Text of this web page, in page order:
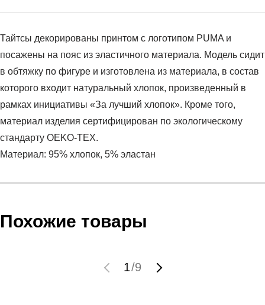
Тайтсы декорированы принтом с логотипом PUMA и
посажены на пояс из эластичного материала. Модель сидит
в обтяжку по фигуре и изготовлена из материала, в состав
которого входит натуральный хлопок, произведенный в
рамках инициативы «За лучший хлопок». Кроме того,
материал изделия сертифицирован по экологическому
стандарту OEKO-TEX.
Материал: 95% хлопок, 5% эластан
Артикул:58683551
Пол:женский
спортивный стиль
Условия оплаты
высылает Вам менеджер.
мы не увидим Вашу оплату.
Похожие товары
1/9